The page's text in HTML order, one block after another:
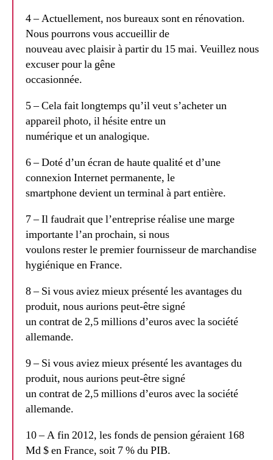
4 – Actuellement, nos bureaux sont en rénovation.
Nous pourrons vous accueillir de
nouveau avec plaisir à partir du 15 mai. Veuillez nous
excuser pour la gêne
occasionnée.
5 – Cela fait longtemps qu’il veut s’acheter un
appareil photo, il hésite entre un
numérique et un analogique.
6 – Doté d’un écran de haute qualité et d’une
connexion Internet permanente, le
smartphone devient un terminal à part entière.
7 – Il faudrait que l’entreprise réalise une marge
importante l’an prochain, si nous
voulons rester le premier fournisseur de marchandise
hygiénique en France.
8 – Si vous aviez mieux présenté les avantages du
produit, nous aurions peut-être signé
un contrat de 2,5 millions d’euros avec la société
allemande.
9 – Si vous aviez mieux présenté les avantages du
produit, nous aurions peut-être signé
un contrat de 2,5 millions d’euros avec la société
allemande.
10 – A fin 2012, les fonds de pension géraient 168
Md $ en France, soit 7 % du PIB.